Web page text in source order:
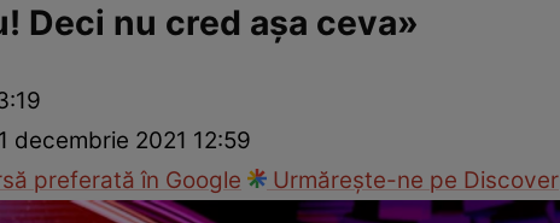
Click!Paparazzii Click!
Deci nu cred așa ceva»
decembrie 2021 12:59
preferată în Google
Urmărește-ne pe Discover